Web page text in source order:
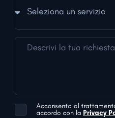
Acconsento al
accordo con la Privacy